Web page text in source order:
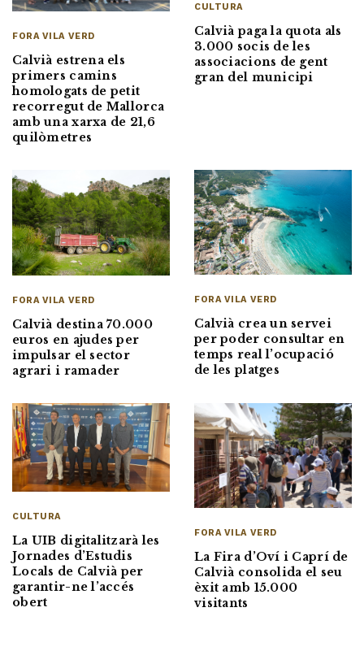
FORA VILA VERD
Calvià estrena els
primers camins
homologats de petit
recorregut de Mallorca
amb una xarxa de 21,6
quilòmetres
CULTURA
Calvià paga la quota als
3.000 socis de les
associacions de gent
gran del municipi
FORA VILA VERD
Calvià destina 70.000
euros en ajudes per
impulsar el sector
agrari i ramader
FORA VILA VERD
Calvià crea un servei
per poder consultar en
temps real l’ocupació
de les platges
CULTURA
La UIB digitalitzarà les
Jornades d’Estudis
Locals de Calvià per
garantir-ne l’accés
obert
FORA VILA VERD
La Fira d’Oví i Caprí de
Calvià consolida el seu
èxit amb 15.000
visitants